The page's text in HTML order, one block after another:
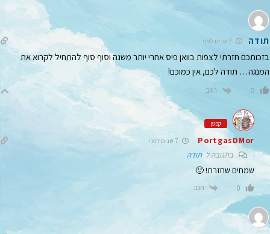
תודה
בזכותכם חזרתי לצפות בוואן פיס אחרי יותר משנה וסוף סוף להתחיל לקרוא את
המנגה… תודה לכם, אין כמוכם!
0 הגב
קפטן
PortgasDMor
בתגובה לתודה
שמחים שחזרת! 🙂
0 הגב